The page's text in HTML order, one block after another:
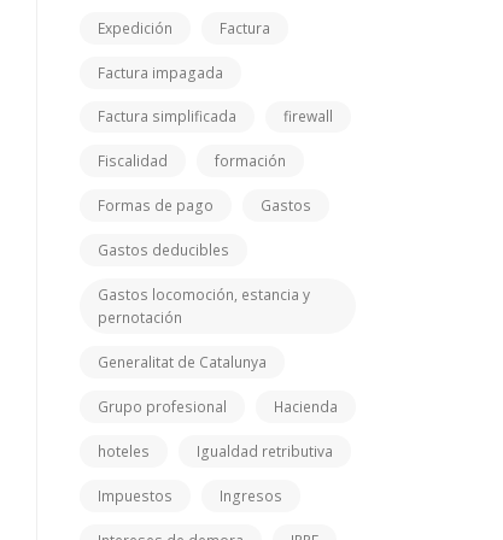
Expedición Factura
Factura impagada
Factura simplificada firewall
Fiscalidad formación
Formas de pago Gastos
Gastos deducibles
Gastos locomoción, estancia y
pernotación
Generalitat de Catalunya
Grupo profesional Hacienda
hoteles Igualdad retributiva
Impuestos Ingresos